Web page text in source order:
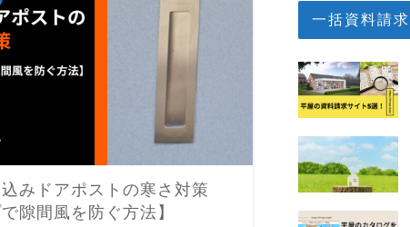
みドアポストの寒さ対策
で隙間風を防ぐ方法】
一括資料請求